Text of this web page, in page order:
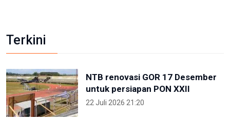
Terkini
NTB renovasi GOR 17 Desember
untuk persiapan PON XXII
22 Juli 2026 21:20